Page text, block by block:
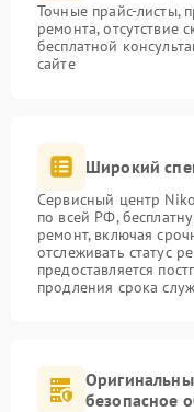
Точные прайс-листы,
ремонта, отсутствие
бесплатной
сайте
Широкий
Сервисный центр
по всей РФ,
ремонт, включая
отслеживать статус
предоставляется
продления срока
безопасное